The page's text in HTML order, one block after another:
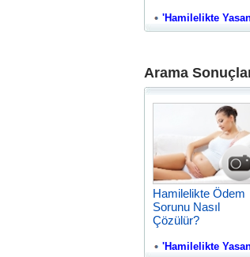
'Hamilelikte
Arama
Hamilelikte Ödem
Sorunu Nasıl
Çözülür?
'Hamilelikte